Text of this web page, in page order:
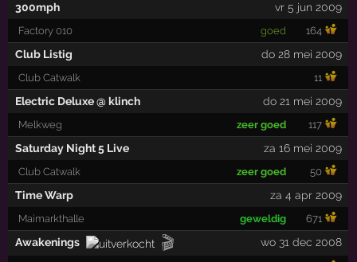
300mph vr 5 jun 2009
Factory 010 goed 164
Club Listig do 28 mei 2009
Club Catwalk 11
Electric Deluxe @ klinch do 21 mei 2009
Melkweg zeer goed 117
Saturday Night 5 Live za 16 mei 2009
Club Catwalk zeer goed 50
Time Warp za 4 apr 2009
Maimarkthalle geweldig 671
Awakenings 🎬 wo 31 dec 2008